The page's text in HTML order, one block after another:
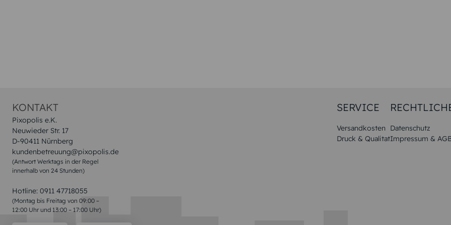
KONTAKT
Pixopolis e.K.
Neuwieder Str. 17
D-90411 Nürnberg
kundenbetreuung@pixopolis.de
(Antwort Werktags in der Regel
innerhalb von 24 Stunden)
Hotline: 0911 47718055
(Montag bis Freitag von 09:00 –
12:00 Uhr und 13:00 – 17:00 Uhr)
SERVICE
Versandkosten
Druck & Qualitat
Datenschutz
Impressum &